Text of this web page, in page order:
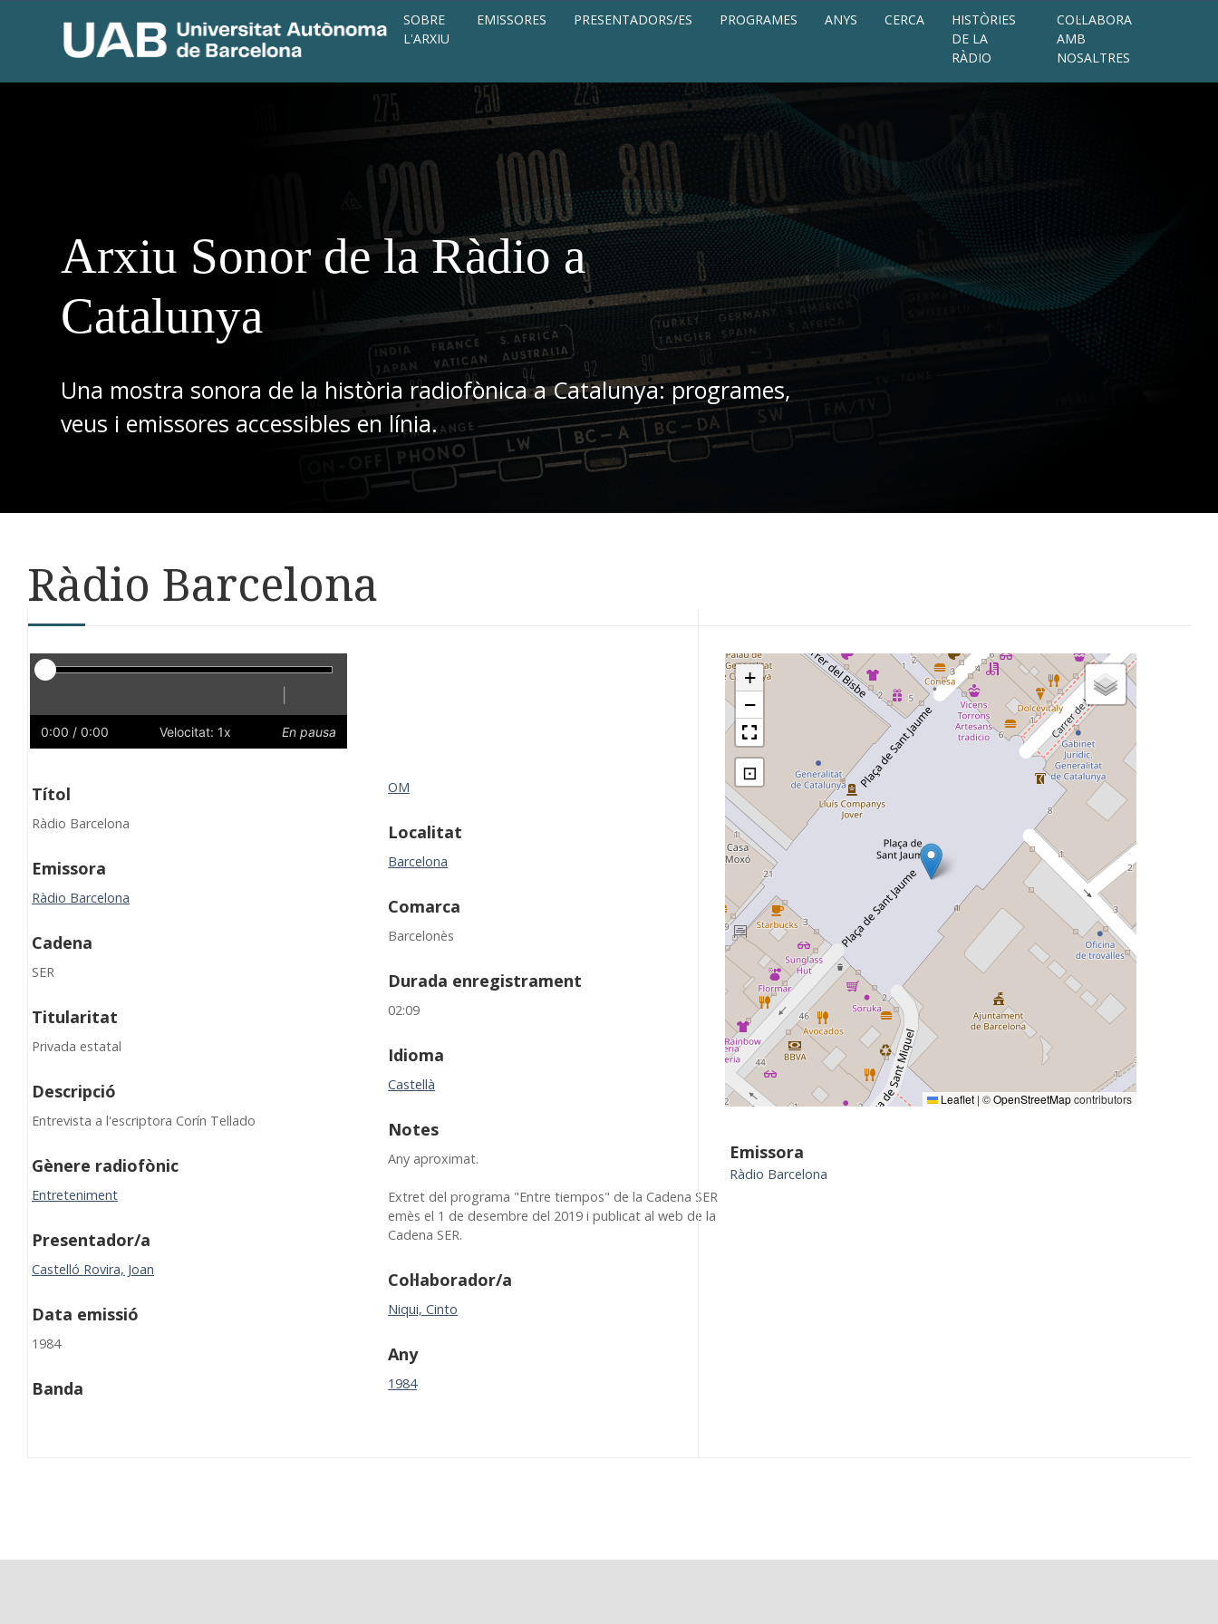
SOBRE
L'ARXIU
EMISSORES PRESENTADORS/ES PROGRAMES ANYS CERCA
HISTÒRIES
DE LA
RÀDIO
COL·LABORA
AMB
NOSALTRES
Arxiu Sonor de la Ràdio a
Catalunya
Una mostra sonora de la història radiofònica a Catalunya: programes,
veus i emissores accessibles en línia.
Ràdio Barcelona
Reproductor
Lent
0:00 / 0:00 Velocitat: 1x En pausa
Títol
Ràdio Barcelona
Emissora
Ràdio Barcelona
Cadena
SER
Titularitat
Privada estatal
Descripció
Entrevista a l'escriptora Corín Tellado
Gènere radiofònic
Entreteniment
Presentador/a
Castelló Rovira, Joan
Data emissió
1984
Banda
OM
Localitat
Barcelona
Comarca
Barcelonès
Durada enregistrament
02:09
Idioma
Castellà
Notes
Any aproximat.
Extret del programa "Entre tiempos" de la Cadena SER
emès el 1 de desembre del 2019 i publicat al web de la
Cadena SER.
Col·laborador/a
Niqui, Cinto
Any
1984
+
−
⊡
Leaflet | ©OpenStreetMapcontributors
Emissora
Ràdio Barcelona